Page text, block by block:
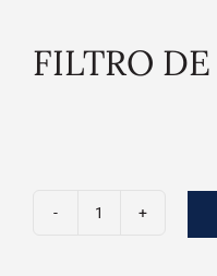
FILTRO